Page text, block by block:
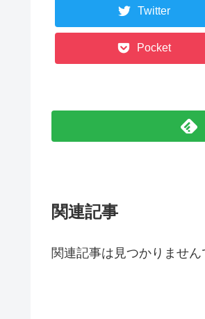
Twitter
Pocket
関連記事
関連記事は見つかりません